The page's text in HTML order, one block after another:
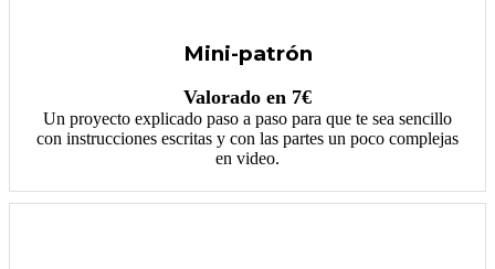
Mini-patrón
Valorado en 7€
Un proyecto explicado paso a paso para que te sea sencillo
con instrucciones escritas y con las partes un poco complejas
en video.